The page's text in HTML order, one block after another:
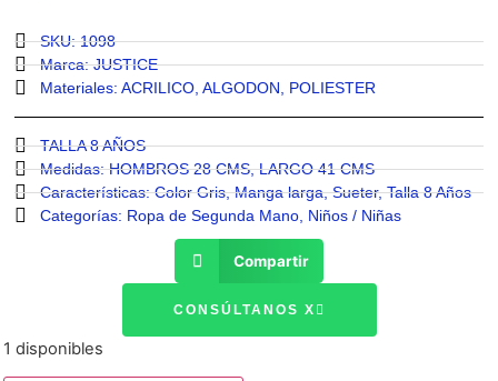
SKU: 1098
Marca:JUSTICE
Materiales: ACRILICO ALGODON POLIESTER
TALLA 8 AÑOS
Medidas:HOMBROS 28 CMS,LARGO 41 CMS
Características:Color Gris,Manga larga,Sueter,Talla 8 Años
Categorías: Ropa de Segunda Mano Niños / Niñas
Compartir
CONSÚLTANOS X
1 disponibles